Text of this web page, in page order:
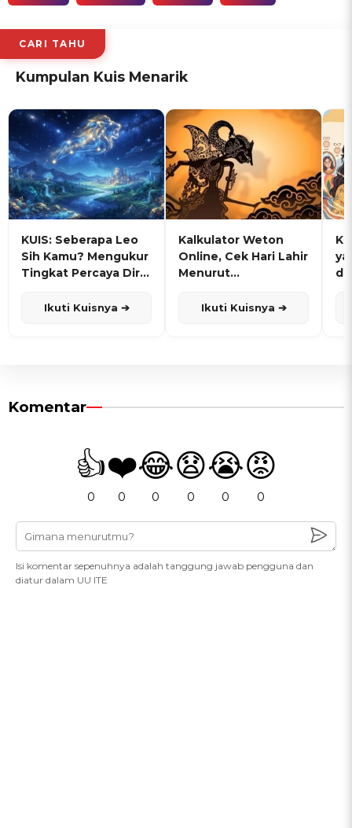
CARI TAHU
Kumpulan Kuis Menarik
KUIS: Seberapa Leo
Sih Kamu? Mengukur
Tingkat Percaya Diri
Ikuti Kuisnya ➔
Kalkulator Weton
Online, Cek Hari Lahir
Menurut
Ikuti Kuisnya ➔
Komentar
👍
0
❤️
0
😂
0
😧
0
😭
0
😡
0
Isi komentar sepenuhnya adalah tanggung jawab pengguna dan
diatur dalam UU ITE